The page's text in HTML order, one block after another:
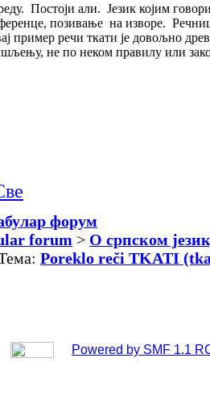
Постоји али. Језик којим
позивање на изворе.
пример речи ткати је довољно
не по неком правилу или
форум
forum > О српском
Poreklo reči TKATI
Powered by SMF 1.1